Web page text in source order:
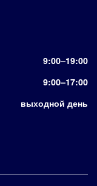
9:00–19:00
9:00–17:00
выходной день